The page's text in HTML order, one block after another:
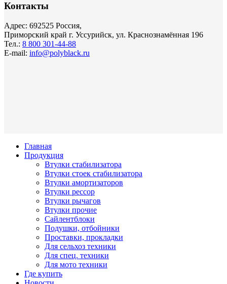
Контакты
Адрес: 692525 Россия,
Приморский край г. Уссурийск, ул. Краснознамённая 196
Тел.: 8 800 301-44-88
E-mail: info@polyblack.ru
Главная
Продукция
Втулки стабилизатора
Втулки стоек стабилизатора
Втулки амортизаторов
Втулки рессор
Втулки рычагов
Втулки прочие
Сайлентблоки
Подушки, отбойники
Проставки, прокладки
Для сельхоз техники
Для спец. техники
Для мото техники
Где купить